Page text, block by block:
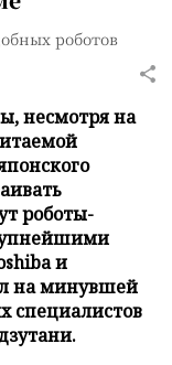
роботов
несмотря на
роботы-
и
на минувшей
специалистов